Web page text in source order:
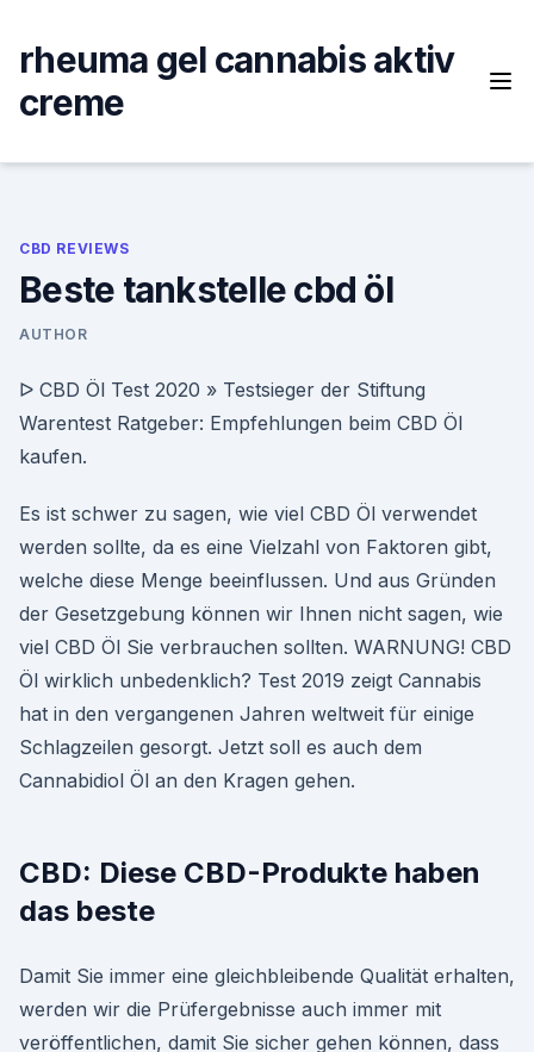
content
rheuma gel cannabis aktiv
creme
CBD REVIEWS
Beste tankstelle cbd öl
AUTHOR
ᐅ CBD Öl Test 2020 » Testsieger der Stiftung
Warentest Ratgeber: Empfehlungen beim CBD Öl
kaufen.
Es ist schwer zu sagen, wie viel CBD Öl verwendet
werden sollte, da es eine Vielzahl von Faktoren gibt,
welche diese Menge beeinflussen. Und aus Gründen
der Gesetzgebung können wir Ihnen nicht sagen, wie
viel CBD Öl Sie verbrauchen sollten. WARNUNG! CBD
Öl wirklich unbedenklich? Test 2019 zeigt Cannabis
hat in den vergangenen Jahren weltweit für einige
Schlagzeilen gesorgt. Jetzt soll es auch dem
Cannabidiol Öl an den Kragen gehen.
CBD: Diese CBD-Produkte haben
das beste
Damit Sie immer eine gleichbleibende Qualität erhalten,
werden wir die Prüfergebnisse auch immer mit
veröffentlichen, damit Sie sicher gehen können, dass